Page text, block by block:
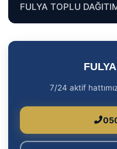
FULYA TOPLU
7/24 aktif